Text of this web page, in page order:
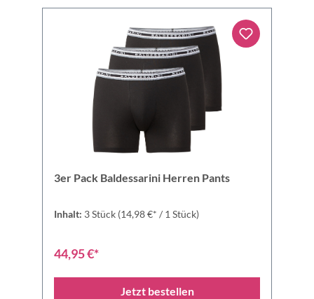
3er Pack Baldessarini Herren Pants
Inhalt: 3 Stück (14,98 €* / 1 Stück)
44,95 €*
Jetzt bestellen